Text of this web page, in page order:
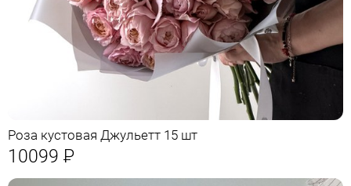
Роза кустовая Джульетт 15 шт
10099 Р